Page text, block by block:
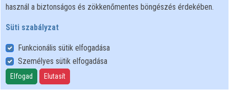
Felhasználói szabályzat
Adatkezelési tájékoztató
Süti szabályzat
használ a biztonságos és zökkenőmentes böngészés érdekében.
Süti szabályzat
Funkcionális sütik elfogadása
Személyes sütik elfogadása
Elfogad Elutasít